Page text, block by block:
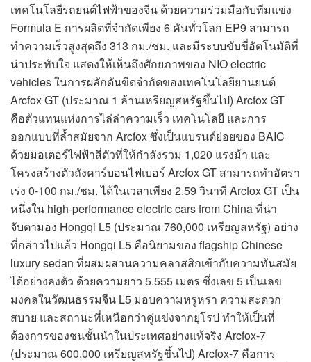
เทคโนโลยีรถยนต์ไฟฟ้าของจีน ด้วยความร่วมมือกับทีมแข่ง
Formula E การผลิตที่จำกัดเพียง 6 คันทั่วโลก EP9 สามารถ
ทำความเร็วสูงสุดถึง 313 กม./ชม. และมีระบบขับขี่อัตโนมัติที่
น่าประทับใจ แสดงให้เห็นถึงศักยภาพของ NIO electric
vehicles ในการผลักดันขีดจำกัดของเทคโนโลยียานยนต์
Arcfox GT (ประมาณ 1 ล้านเหรียญสหรัฐขึ้นไป) Arcfox GT
คือตัวแทนแห่งการไล่ล่าความเร็ว เทคโนโลยี และการ
ออกแบบที่ล้ำสมัยจาก Arcfox ซึ่งเป็นแบรนด์ย่อยของ BAIC
ด้วยมอเตอร์ไฟฟ้าสี่ตัวที่ให้กำลังรวม 1,020 แรงม้า และ
โครงสร้างตัวถังคาร์บอนไฟเบอร์ Arcfox GT สามารถทำอัตรา
เร่ง 0-100 กม./ชม. ได้ในเวลาเพียง 2.59 วินาที Arcfox GT เป็น
หนึ่งใน high-performance electric cars from China ที่น่า
จับตามอง Hongqi L5 (ประมาณ 760,000 เหรียญสหรัฐ) อย่าง
ที่กล่าวไปแล้ว Hongqi L5 คือนิยามของ flagship Chinese
luxury sedan ที่ผสมผสานความคลาสสิกเข้ากับความทันสมัย
ได้อย่างลงตัว ด้วยความยาว 5.555 เมตร ซึ่งเลข 5 เป็นเลข
มงคลในวัฒนธรรมจีน L5 มอบความหรูหรา ความสะดวก
สบาย และสถานะที่เหนือกว่าคู่แข่งจากยุโรป ทำให้เป็นที่
ต้องการของชนชั้นนำในประเทศอย่างแท้จริง Arcfox-7
(ประมาณ 600,000 เหรียญสหรัฐขึ้นไป) Arcfox-7 คือการ